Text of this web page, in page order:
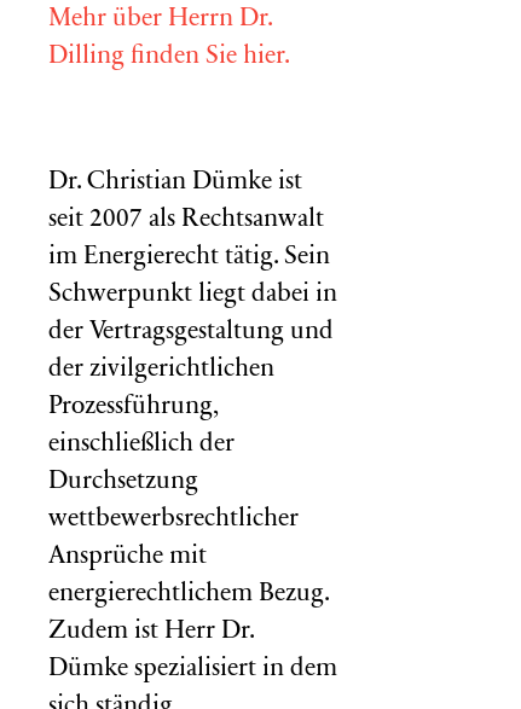
Mehr über Herrn Dr.
Dilling finden Sie hier.
Dr. Christian Dümke ist
seit 2007 als Rechtsanwalt
im Energierecht tätig. Sein
Schwerpunkt liegt dabei in
der Vertragsgestaltung und
der zivilgerichtlichen
Prozessführung,
einschließlich der
Durchsetzung
wettbewerbsrechtlicher
Ansprüche mit
energierechtlichem Bezug.
Zudem ist Herr Dr.
Dümke spezialisiert in dem